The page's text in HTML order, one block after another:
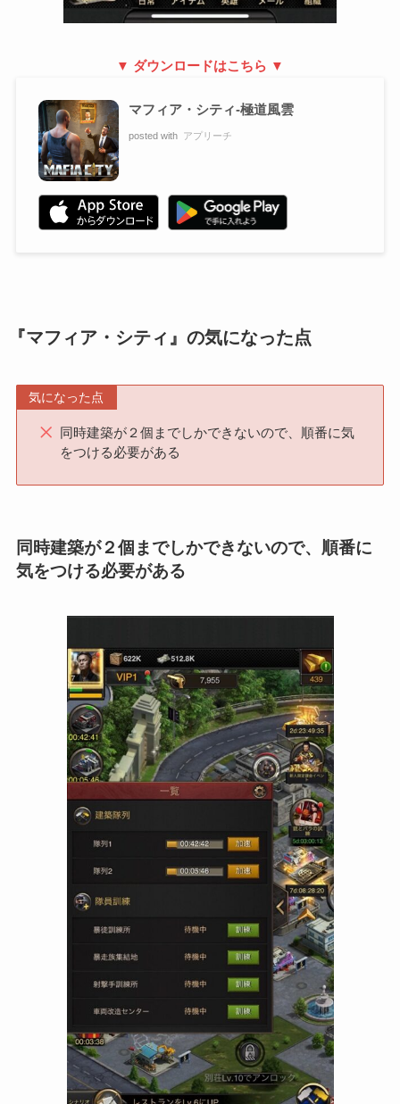
▼ ダウンロードはこちら ▼
マフィア・シティ-極道風雲
posted with アプリーチ
『マフィア・シティ』の気になった点
気になった点
同時建築が２個までしかできないので、順番に気
をつける必要がある
同時建築が２個までしかできないので、順番に
気をつける必要がある